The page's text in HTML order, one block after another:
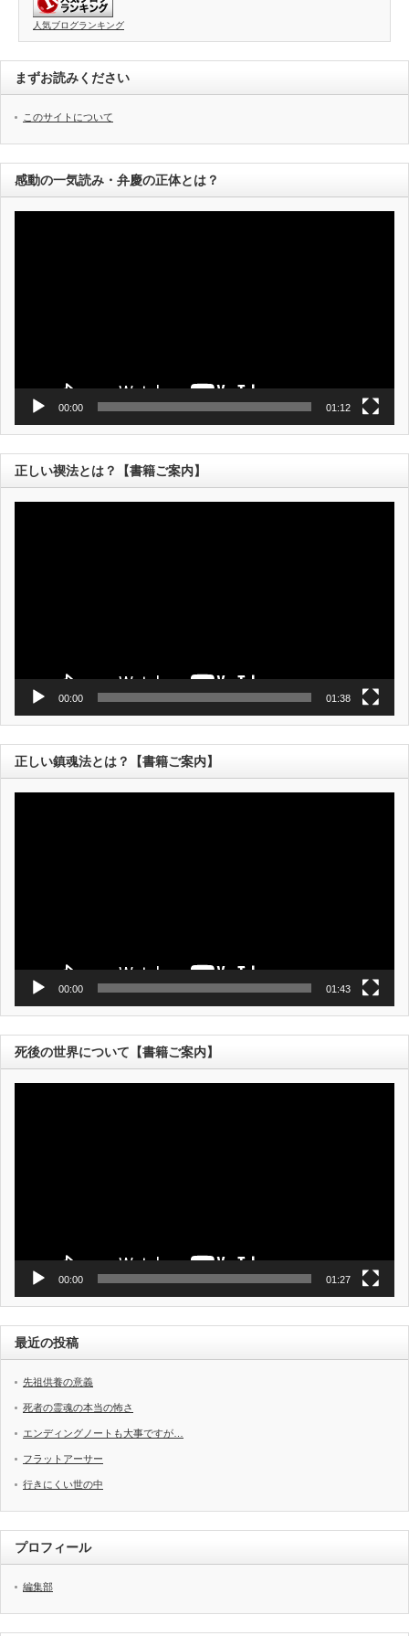
人気ブログランキング
まずお読みください
このサイトについて
感動の一気読み・弁慶の正体とは？
00:00 01:12
正しい禊法とは？【書籍ご案内】
00:00 01:38
正しい鎮魂法とは？【書籍ご案内】
00:00 01:43
死後の世界について【書籍ご案内】
00:00 01:27
最近の投稿
先祖供養の意義
死者の霊魂の本当の怖さ
エンディングノートも大事ですが…
フラットアーサー
行きにくい世の中
プロフィール
編集部